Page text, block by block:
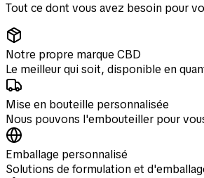
Tout ce dont vous avez besoin pour
Notre propre marque CBD
Le meilleur qui soit, disponible en
Mise en bouteille personnalisée
Nous pouvons l'embouteiller pour
Emballage personnalisé
Solutions de formulation et